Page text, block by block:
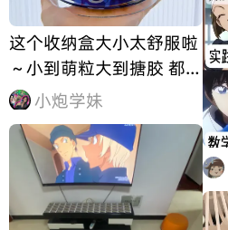
这个收纳盒大小太舒服啦
～小到萌粒大到搪胶 都能
放！小炮学妹